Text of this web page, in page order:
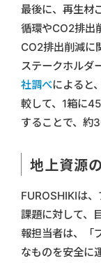
最後に、再生材
循環やCO2排出
CO2排出削減に
ステークホルダ
社調べによると
較して、1箱に
することで、約
地上資源
FUROSHIKIは
課題に対して、
報担当者は、「
なものを安全に